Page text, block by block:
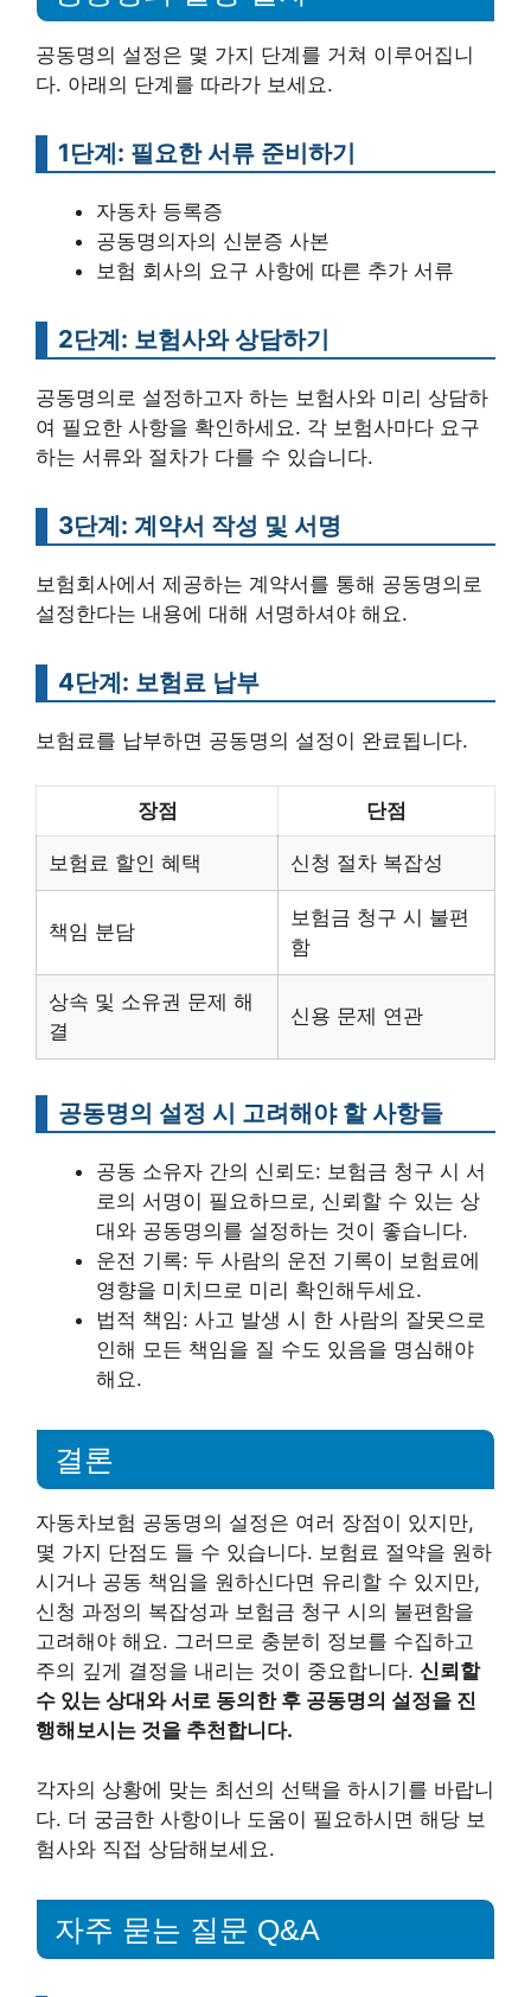
공동명의 설정은 몇 가지 단계를 거쳐 이루어집니
다. 아래의 단계를 따라가 보세요.
1단계: 필요한 서류 준비하기
자동차 등록증
공동명의자의 신분증 사본
보험 회사의 요구 사항에 따른 추가 서류
2단계: 보험사와 상담하기
공동명의로 설정하고자 하는 보험사와 미리 상담하
여 필요한 사항을 확인하세요. 각 보험사마다 요구
하는 서류와 절차가 다를 수 있습니다.
3단계: 계약서 작성 및 서명
보험회사에서 제공하는 계약서를 통해 공동명의로
설정한다는 내용에 대해 서명하셔야 해요.
4단계: 보험료 납부
보험료를 납부하면 공동명의 설정이 완료됩니다.
장점 단점
보험료 할인 혜택 신청 절차 복잡성
책임 분담
보험금 청구 시 불편
함
상속 및 소유권 문제 해
결
신용 문제 연관
공동명의 설정 시 고려해야 할 사항들
공동 소유자 간의 신뢰도: 보험금 청구 시 서
로의 서명이 필요하므로, 신뢰할 수 있는 상
대와 공동명의를 설정하는 것이 좋습니다.
운전 기록: 두 사람의 운전 기록이 보험료에
영향을 미치므로 미리 확인해두세요.
법적 책임: 사고 발생 시 한 사람의 잘못으로
인해 모든 책임을 질 수도 있음을 명심해야
해요.
결론
자동차보험 공동명의 설정은 여러 장점이 있지만,
몇 가지 단점도 들 수 있습니다. 보험료 절약을 원하
시거나 공동 책임을 원하신다면 유리할 수 있지만,
신청 과정의 복잡성과 보험금 청구 시의 불편함을
고려해야 해요. 그러므로 충분히 정보를 수집하고
주의 깊게 결정을 내리는 것이 중요합니다. 신뢰할
수 있는 상대와 서로 동의한 후 공동명의 설정을 진
행해보시는 것을 추천합니다.
각자의 상황에 맞는 최선의 선택을 하시기를 바랍니
다. 더 궁금한 사항이나 도움이 필요하시면 해당 보
험사와 직접 상담해보세요.
자주 묻는 질문 Q&A